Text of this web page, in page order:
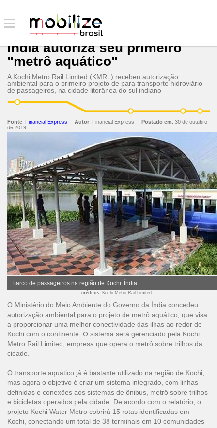
Índia autoriza seu primeiro
"metrô aquático"
A Kochi Metro Rail Limited (KMRL) recebeu autorização
ambiental para o primeiro projeto de para transporte hidroviário
de passageiros, na cidade litorânea do sul indiano
Fonte: Financial Express | Autor: Financial Express | Postado em: 30 de outubro
de 2019
Barco de passageiros na região de Kochi, Índia
créditos: Kochi Metro Rail Limited
O Ministério do Meio Ambiente do Governo da Índia concedeu
autorização ambiental para o projeto de metrô aquático, que visa
a proporcionar uma melhor conectividade das ilhas ao redor de
Kochi com o continente. O sistema será gerenciado pela Kochi
Metro Rail Limited, empresa que opera o metrô sobre trilhos da
cidade.
O transporte aquático já é bastante utilizado na região de Kochi,
mas agora o objetivo é criar um sistema integrado, com linhas
definidas e conexões aos sistemas de ônibus, metrô sobre trilhos
e bicicletas operados pela cidade. De acordo com o relatório, o
projeto Kochi Water Metro cobrirá 15 rotas identificadas em
Kochi, conectando um total de 38 terminais em 10 comunidades